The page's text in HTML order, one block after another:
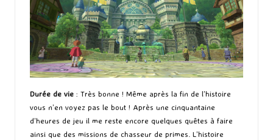
Durée de vie : Très bonne ! Même après la fin de l’histoire
vous n’en voyez pas le bout ! Après une cinquantaine
d’heures de jeu il me reste encore quelques quêtes à faire
ainsi que des missions de chasseur de primes. L’histoire